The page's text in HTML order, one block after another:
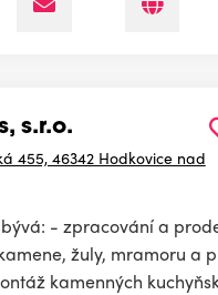
s.r.o.
455, 46342 Hodkovice nad
- zpracování a
žuly, mramoru a
kamenných